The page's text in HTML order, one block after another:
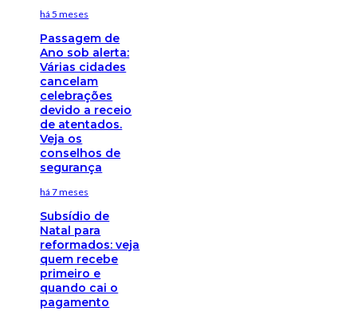
há 5 meses
Passagem de
Ano sob alerta:
Várias cidades
cancelam
celebrações
devido a receio
de atentados.
Veja os
conselhos de
segurança
há 7 meses
Subsídio de
Natal para
reformados: veja
quem recebe
primeiro e
quando cai o
pagamento